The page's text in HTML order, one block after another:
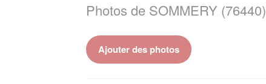
Photos de SOMMERY (76440)
Ajouter des photos